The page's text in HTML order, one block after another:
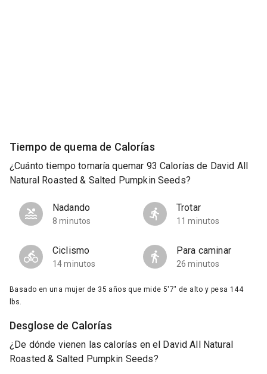
Tiempo de quema de Calorías
¿Cuánto tiempo tomaría quemar 93 Calorías de David All
Natural Roasted & Salted Pumpkin Seeds?
Nadando
8 minutos
Trotar
11 minutos
Ciclismo
14 minutos
Para caminar
26 minutos
Basado en una mujer de 35 años que mide 5'7" de alto y pesa 144
lbs.
Desglose de Calorías
¿De dónde vienen las calorías en el David All Natural
Roasted & Salted Pumpkin Seeds?